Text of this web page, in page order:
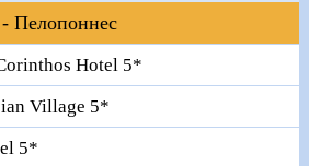
Пелопоннес
Hotel 5*
Village 5*
5*